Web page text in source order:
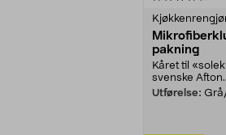
pakning
Kåret til
svenske
Utførelse: